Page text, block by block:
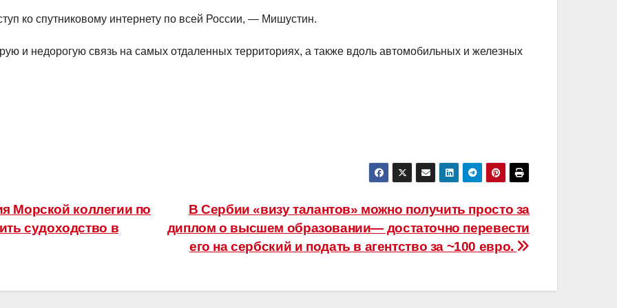
ко спутниковому интернету по всей России, — Мишустин.
и недорогую связь на самых отдаленных территориях, а также вдоль автомобильных и железных
В Сербии «визу талантов» можно получить просто за
диплом о высшем образовании— достаточно перевести
его на сербский и подать в агентство за ~100 евро.
Морской коллегии по
судоходство в